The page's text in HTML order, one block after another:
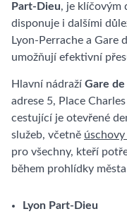
Part-Dieu, je klíčovým
disponuje i dalšími
Lyon-Perrache a Gare
umožňují efektivní
Hlavní nádraží Gare
adrese 5, Place
cestující je otevřené
služeb, včetně úschovy
pro všechny, kteří
během prohlídky
Lyon Part-Dieu